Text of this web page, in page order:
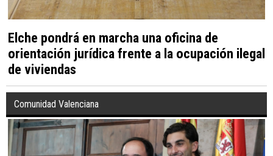
Elche pondrá en marcha una oficina de
orientación jurídica frente a la ocupación ilegal
de viviendas
Comunidad Valenciana